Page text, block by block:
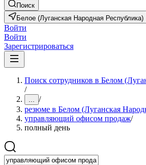
Поиск
Белое (Луганская Народная Республика)
Войти
Войти
Зарегистрироваться
Поиск сотрудников в Белом
/
... /
резюме в Белом (Луганская
управляющий офисом продаж/
полный день